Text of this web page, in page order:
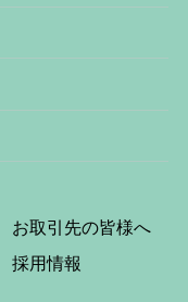
お取引先の皆様へ
採用情報